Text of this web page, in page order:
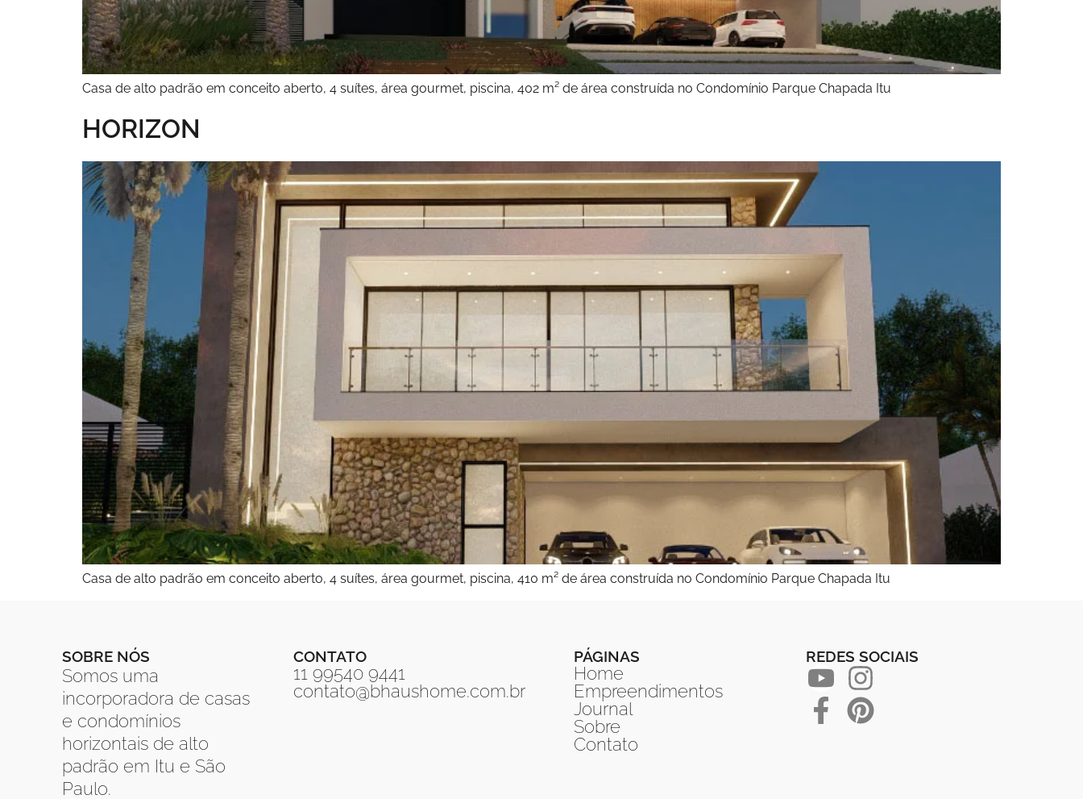
Casa de alto padrão em conceito aberto, 4 suítes, área gourmet, piscina, 402 m² de área construída no Condomínio Parque Chapada Itu
HORIZON
Casa de alto padrão em conceito aberto, 4 suítes, área gourmet, piscina, 410 m² de área construída no Condomínio Parque Chapada Itu
SOBRE NÓS
Somos uma
incorporadora de casas
e condomínios
horizontais de alto
padrão em Itu e São
Paulo.
CONTATO
11 99540 9441
contato@bhaushome.com.br
PÁGINAS
Home
Empreendimentos
Journal
Sobre
Contato
REDES SOCIAIS